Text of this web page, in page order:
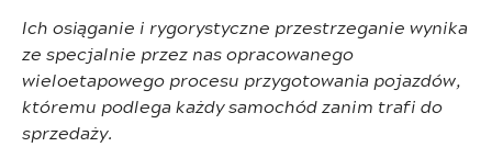
Ich osiąganie i rygorystyczne przestrzeganie wynika
ze specjalnie przez nas opracowanego
wieloetapowego procesu przygotowania pojazdów,
któremu podlega każdy samochód zanim trafi do
sprzedaży.